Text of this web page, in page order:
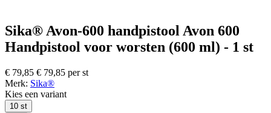
Sika® Avon-600 handpistool Avon 600
Handpistool voor worsten (600 ml) - 1 st
€ 79,85 € 79,85 per st
Merk: Sika®
Kies een variant
10 st